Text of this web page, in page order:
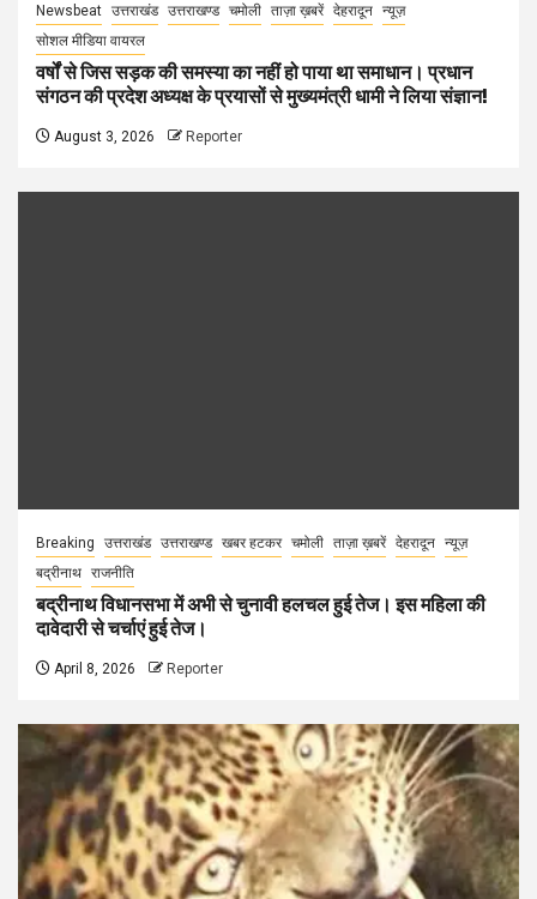
Newsbeat उत्तराखंड उत्तराखण्ड चमोली ताज़ा ख़बरें देहरादून न्यूज़
सोशल मीडिया वायरल
वर्षों से जिस सड़क की समस्या का नहीं हो पाया था समाधान। प्रधान
संगठन की प्रदेश अध्यक्ष के प्रयासों से मुख्यमंत्री धामी ने लिया संज्ञान!
August 3, 2026 Reporter
Breaking उत्तराखंड उत्तराखण्ड खबर हटकर चमोली ताज़ा ख़बरें देहरादून न्यूज़
बद्रीनाथ राजनीति
बद्रीनाथ विधानसभा में अभी से चुनावी हलचल हुई तेज। इस महिला की
दावेदारी से चर्चाएं हुई तेज।
April 8, 2026 Reporter